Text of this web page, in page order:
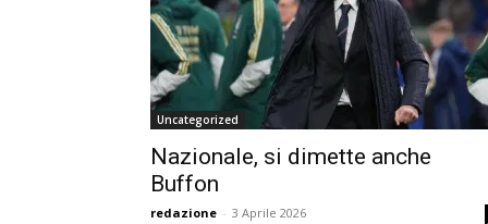
Uncategorized
Nazionale, si dimette anche
Buffon
redazione - 3 Aprile 2026